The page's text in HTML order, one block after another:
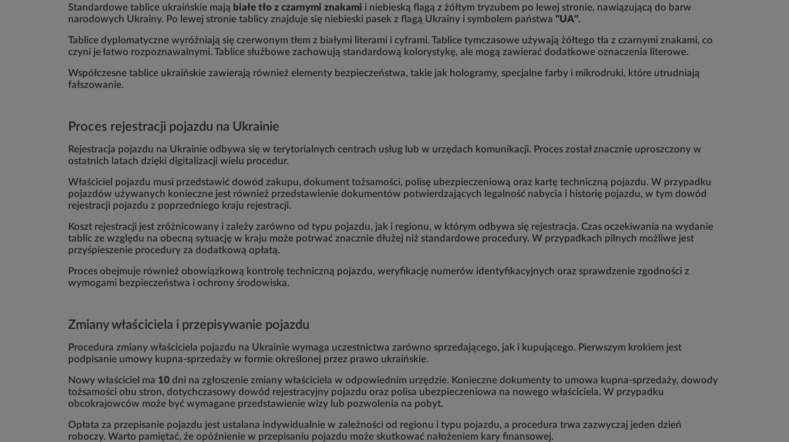
Standardowe tablice ukraińskie mają białe tło z czarnymi znakami i niebieską flagą z żółtym tryzubem po lewej stronie, nawiązującą do barw
narodowych Ukrainy. Po lewej stronie tablicy znajduje się niebieski pasek z flagą Ukrainy i symbolem państwa "UA".
Tablice dyplomatyczne wyróżniają się czerwonym tłem z białymi literami i cyframi. Tablice tymczasowe używają żółtego tła z czarnymi znakami, co
czyni je łatwo rozpoznawalnymi. Tablice służbowe zachowują standardową kolorystykę, ale mogą zawierać dodatkowe oznaczenia literowe.
Współczesne tablice ukraińskie zawierają również elementy bezpieczeństwa, takie jak hologramy, specjalne farby i mikrodruki, które utrudniają
fałszowanie.
Proces rejestracji pojazdu na Ukrainie
Rejestracja pojazdu na Ukrainie odbywa się w terytorialnych centrach usług lub w urzędach komunikacji. Proces został znacznie uproszczony w
ostatnich latach dzięki digitalizacji wielu procedur.
Właściciel pojazdu musi przedstawić dowód zakupu, dokument tożsamości, polisę ubezpieczeniową oraz kartę techniczną pojazdu. W przypadku
pojazdów używanych konieczne jest również przedstawienie dokumentów potwierdzających legalność nabycia i historię pojazdu, w tym dowód
rejestracji pojazdu z poprzedniego kraju rejestracji.
Koszt rejestracji jest zróżnicowany i zależy zarówno od typu pojazdu, jak i regionu, w którym odbywa się rejestracja. Czas oczekiwania na wydanie
tablic ze względu na obecną sytuację w kraju może potrwać znacznie dłużej niż standardowe procedury. W przypadkach pilnych możliwe jest
przyśpieszenie procedury za dodatkową opłatą.
Proces obejmuje również obowiązkową kontrolę techniczną pojazdu, weryfikację numerów identyfikacyjnych oraz sprawdzenie zgodności z
wymogami bezpieczeństwa i ochrony środowiska.
Zmiany właściciela i przepisywanie pojazdu
Procedura zmiany właściciela pojazdu na Ukrainie wymaga uczestnictwa zarówno sprzedającego, jak i kupującego. Pierwszym krokiem jest
podpisanie umowy kupna-sprzedaży w formie określonej przez prawo ukraińskie.
Nowy właściciel ma 10 dni na zgłoszenie zmiany właściciela w odpowiednim urzędzie. Konieczne dokumenty to umowa kupna-sprzedaży, dowody
tożsamości obu stron, dotychczasowy dowód rejestracyjny pojazdu oraz polisa ubezpieczeniowa na nowego właściciela. W przypadku
obcokrajowców może być wymagane przedstawienie wizy lub pozwolenia na pobyt.
Opłata za przepisanie pojazdu jest ustalana indywidualnie w zależności od regionu i typu pojazdu, a procedura trwa zazwyczaj jeden dzień
roboczy. Warto pamiętać, że opóźnienie w przepisaniu pojazdu może skutkować nałożeniem kary finansowej.